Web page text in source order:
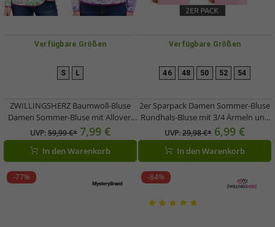
Verfügbare Größen
S L
ZWILLINGSHERZ Baumwoll-Bluse
Damen Sommer-Bluse mit Allover-
Paisley-Muster 33214
Blau/Pink/Weiß oder
Grün/Pink/Weiß
UVP:59,99 €* 7,99 €
In den Warenkorb
Verfügbare Größen
46 48 50 52 54
2er Sparpack Damen Sommer-Bluse
Rundhals-Bluse mit 3/4 Ärmeln und
Schößchensaum Baumwoll-Bluse
920934 Weiß
UVP:29,98 €* 6,99 €
In den Warenkorb
-77% -84%